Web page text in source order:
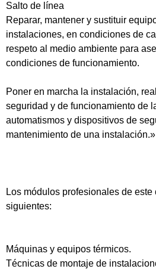
Salto de línea
Reparar, mantener y sustituir
instalaciones, en condiciones de
respeto al medio ambiente para
condiciones de funcionamiento.
Poner en marcha la instalación,
seguridad y de funcionamiento de
automatismos y dispositivos de
mantenimiento de una instalación.»
Los módulos profesionales de
siguientes:
Máquinas y equipos térmicos.
Técnicas de montaje de